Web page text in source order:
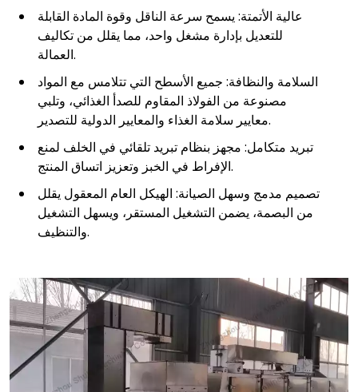
عالية الأتمتة: يسمح سرعة الناقل وقوة المادة القابلة
للتعديل بإدارة مشغل واحد، مما يقلل من تكاليف
العمالة.
السلامة والنظافة: جميع الأسطح التي تتلامس مع المواد
مصنوعة من الفولاذ المقاوم للصدأ الغذائي، وتلبي
معايير سلامة الغذاء والمعايير الدولية للتصدير.
تبريد متكامل: مجهز بنظام تبريد تلقائي في الخلف لمنع
الإفراط في الخبز وتعزيز اتساق المنتج.
تصميم مدمج وسهل الصيانة: الهيكل العام المعقول يقلل
من البصمة، يضمن التشغيل المستقر، ويسهل التشغيل
والتنظيف.